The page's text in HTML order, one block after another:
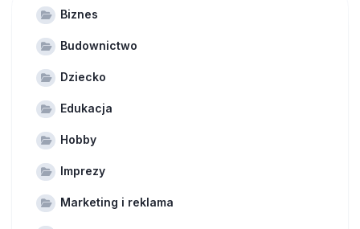
Biznes
Budownictwo
Dziecko
Edukacja
Hobby
Imprezy
Marketing i reklama